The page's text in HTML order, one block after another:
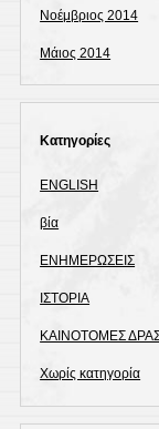
Νοέμβριος 2014
Μάιος 2014
Kατηγορίες
ENGLISH
βία
ΕΝΗΜΕΡΩΣΕΙΣ
ΙΣΤΟΡΙΑ
ΚΑΙΝΟΤΟΜΕΣ
Χωρίς κατηγορία